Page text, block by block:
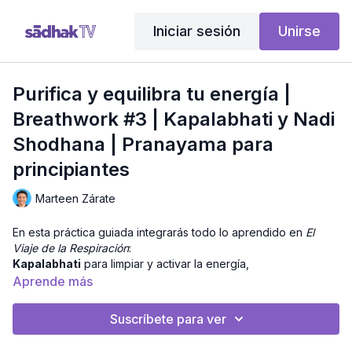
Iniciar sesión Unirse
Purifica y equilibra tu energía |
Breathwork #3 | Kapalabhati y Nadi
Shodhana | Pranayama para
principiantes
Marteen Zárate
En esta práctica guiada integrarás todo lo aprendido en El
Viaje de la Respiración:
Kapalabhati para limpiar y activar la energía,
Nāḍī Śodhanacon retenciones largas en ritmo
completa con Śavāsana consciente
efectos en calma y presencia.
Aprende más
Suscríbete para ver